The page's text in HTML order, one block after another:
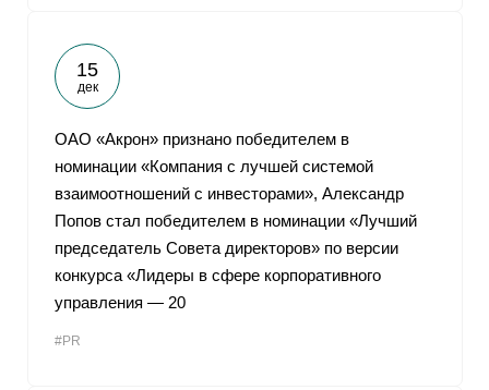
15
дек
ОАО «Акрон» признано победителем в
номинации «Компания с лучшей системой
взаимоотношений с инвесторами», Александр
Попов стал победителем в номинации «Лучший
председатель Совета директоров» по версии
конкурса «Лидеры в сфере корпоративного
управления — 20
#PR